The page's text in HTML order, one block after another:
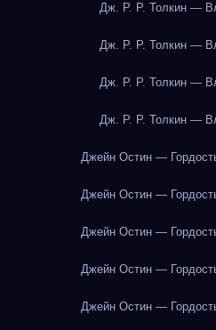
Дж. Р. Р. Толкин —
Дж. Р. Р. Толкин —
Дж. Р. Р. Толкин —
Дж. Р. Р. Толкин —
Джейн Остин —
Джейн Остин —
Джейн Остин —
Джейн Остин —
Джейн Остин —